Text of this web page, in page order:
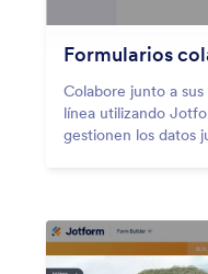
Formularios
Colabore junto a
línea utilizando
gestionen los datos